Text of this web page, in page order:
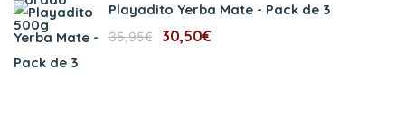
Playadito Yerba Mate - Pack de 3
35,95€ 30,50€